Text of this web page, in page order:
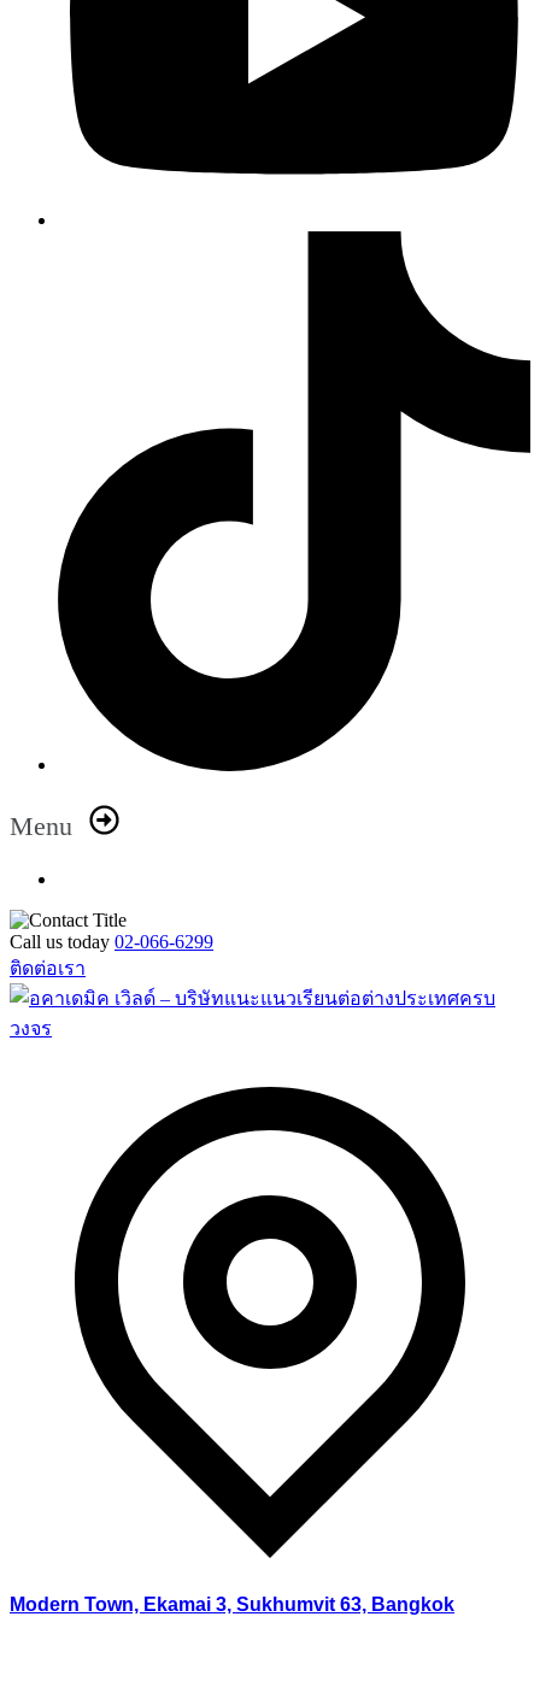
Menu
Call us today 02-066-6299
ติดต่อเรา
Modern Town, Ekamai 3, Sukhumvit 63, Bangkok